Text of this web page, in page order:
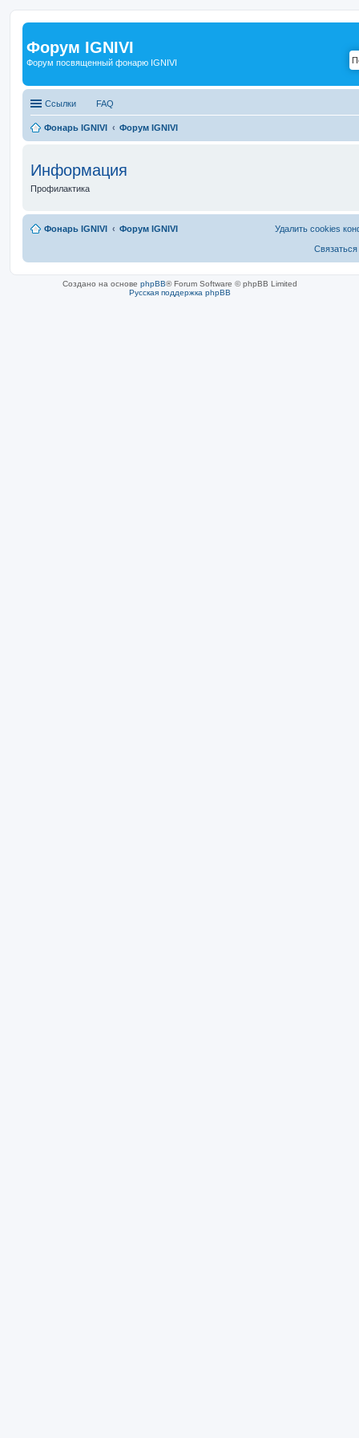
Форум IGNIVI
Форум посвященный фонарю IGNIVI
Ссылки FAQ
Фонарь IGNIVI Форум IGNIVI
Информация
Профилактика
Фонарь IGNIVI Форум IGNIVI Удалить cookies
Создано на основе phpBB® Forum Software © phpBB Limited
Русская поддержка phpBB